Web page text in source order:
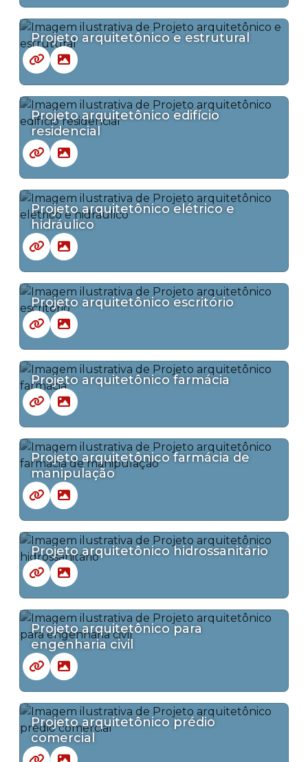
Projeto arquitetônico e estrutural
Projeto arquitetônico edifício
residencial
Projeto arquitetônico elétrico e
hidráulico
Projeto arquitetônico escritório
Projeto arquitetônico farmácia
Projeto arquitetônico farmácia de
manipulação
Projeto arquitetônico hidrossanitário
Projeto arquitetônico para
engenharia civil
Projeto arquitetônico prédio
comercial